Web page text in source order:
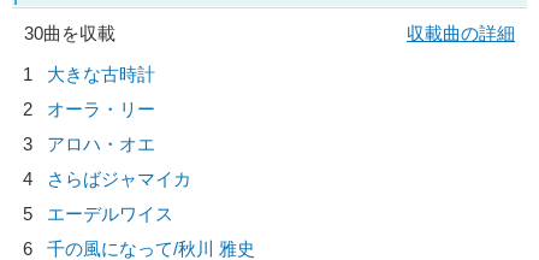
30曲を収載
収載曲の詳細
1
大きな古時計
2
オーラ・リー
3
アロハ・オエ
4
さらばジャマイカ
5
エーデルワイス
6
千の風になって/秋川 雅史